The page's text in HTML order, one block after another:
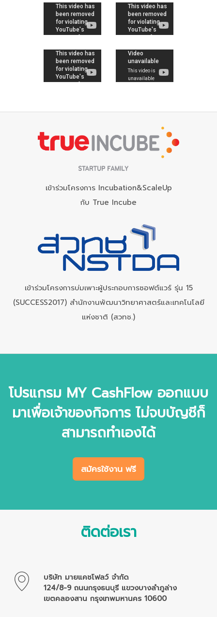
เข้าร่วมโครงการ Incubation&ScaleUp
กับ True Incube
เข้าร่วมโครงการบ่มเพาะผู้ประกอบการซอฟต์แวร์ รุ่น 15
(SUCCESS2017) สำนักงานพัฒนาวิทยาศาสตร์และเทคโนโลยี
แห่งชาติ (สวทช.)
โปรแกรม MY CashFlow ออกแบบ
มาเพื่อเจ้าของกิจการ ไม่จบบัญชีก็
สามารถทำเองได้
สมัครใช้งาน ฟรี
ติดต่อเรา
บริษัท มายแคชโฟลว์ จำกัด
124/8-9 ถนนกรุงธนบุรี แขวงบางลำภูล่าง
เขตคลองสาน กรุงเทพมหานคร 10600